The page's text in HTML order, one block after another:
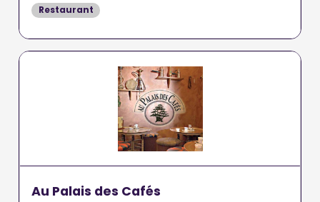
Restaurant
Au Palais des Cafés